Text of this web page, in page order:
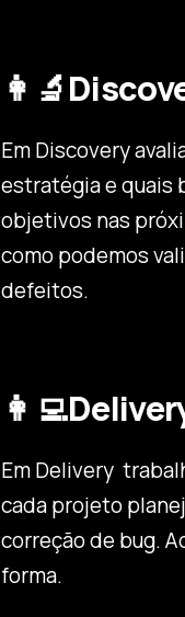
Em Discovery
estratégia e quais
objetivos nas
como podemos
defeitos.
Em Delivery
cada projeto
correção de bug.
forma.